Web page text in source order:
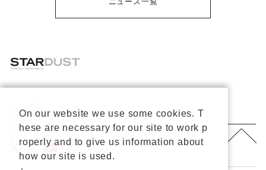
プライバシーポリシー
重要なお知らせ
お問い合わせ
About Us
公式X
公式Youtube
On our website we use some cookies. T
hese are necessary for our site to work p
roperly and to give us information about
how our site is used.